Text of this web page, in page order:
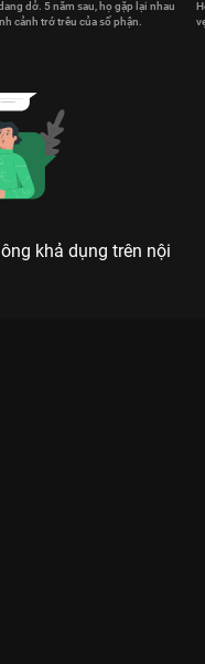
dở. 5 năm sau, họ gặp lại nhau
cảnh trớ trêu của số phận.
khả dụng trên nội